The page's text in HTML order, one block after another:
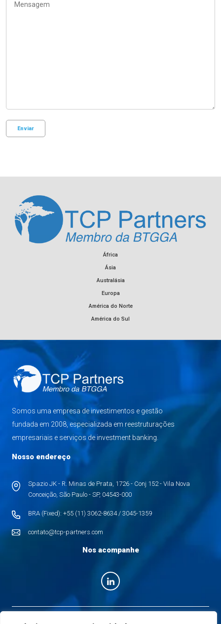
África
Ásia
Australásia
Europa
América do Norte
América do Sul
Somos uma empresa de investimentos e gestão
fundada em 2008, especializada em reestruturações
empresariais e serviços de investment banking.
Nosso endereço
Spazio JK - R. Minas de Prata, 1726 - Conj 152 - Vila Nova
Conceição, São Paulo - SP, 04543-000
BRA (Fixed): +55 (11) 3062-8634 / 3045-1359
contato@tcp-partners.com
Nos acompanhe